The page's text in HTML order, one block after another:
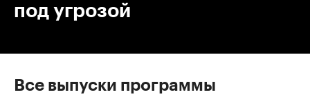
под угрозой
Все выпуски программы